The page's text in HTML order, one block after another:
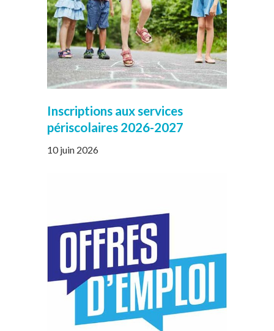
Inscriptions aux services
périscolaires 2026-2027
10 juin 2026